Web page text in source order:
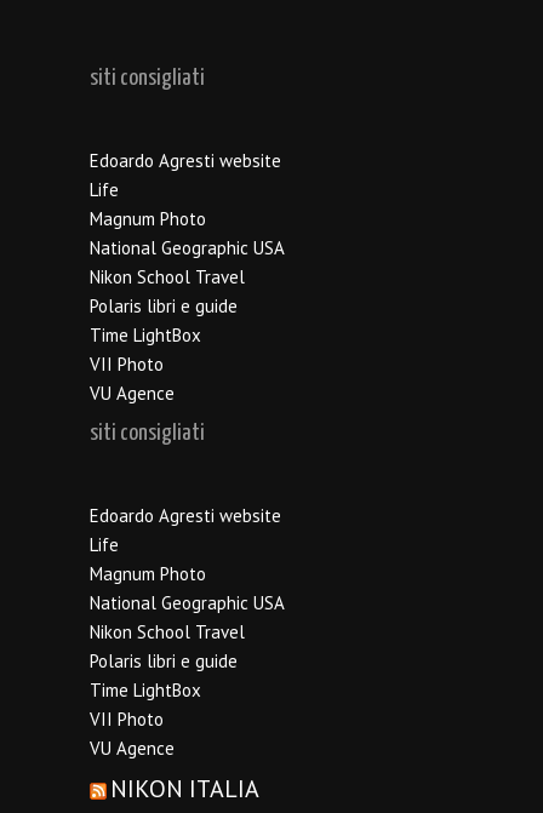
siti consigliati
Edoardo Agresti website
Life
Magnum Photo
National Geographic USA
Nikon School Travel
Polaris libri e guide
Time LightBox
VII Photo
VU Agence
siti consigliati
Edoardo Agresti website
Life
Magnum Photo
National Geographic USA
Nikon School Travel
Polaris libri e guide
Time LightBox
VII Photo
VU Agence
NIKON ITALIA